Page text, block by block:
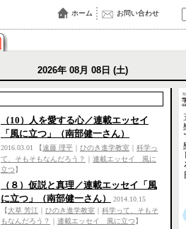
ホーム お問い合わせ
2026年 08月 08日 (土)
（10）人を愛する心／連載エッセイ
「風に立つ」（南部健一さん）
2016.03.01 【遠藤 理平 ひのき進学教室
科学っ
て、そもそもなんだろう？
連載エッセイ 風に
立つ】
（８）仮説と真理／連載エッセイ「風
に立つ」（南部健一さん）
2014.10.15
【大草 芳江 ひのき進学教室
科学って、そもそ
もなんだろう？
連載エッセイ 風に立つ】